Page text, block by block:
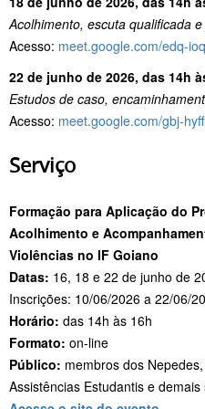
Acolhimento, escuta qualificada
Acesso: meet.google.com/edq-
22 de junho de 2026, das 14h
Estudos de caso,
Acesso: meet.google.com/gbj-
Serviço
Formação para Aplicação do
Acolhimento e
Violências no IF Goiano
Datas: 16, 18 e 22 de junho de
Inscrições: 10/06/2026 a 22/06/
Horário: das 14h às 16h
Formato: on-line
Público: membros dos
Assistências Estudantis e